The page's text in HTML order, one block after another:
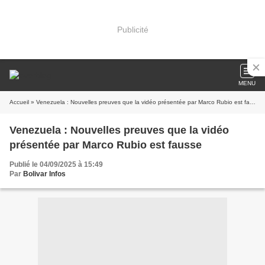
Publicité
MENU
Accueil » Venezuela : Nouvelles preuves que la vidéo présentée par Marco Rubio est fausse
Venezuela : Nouvelles preuves que la vidéo
présentée par Marco Rubio est fausse
Publié le 04/09/2025 à 15:49
Par Bolivar Infos